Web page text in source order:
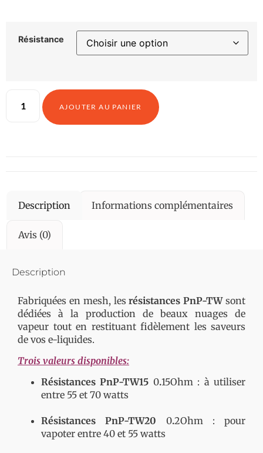
Résistance
AJOUTER AU PANIER
Description Informations complémentaires
Avis (0)
Description
Fabriquées en mesh, lesrésistances PnP-TWsont
dédiées à la production de beaux nuages de
vapeur tout en restituant fidèlement les saveurs
de vos e-liquides.
Trois valeurs disponibles:
Résistances PnP-TW15 0.15Ohm : à utiliser
entre 55 et 70 watts
Résistances PnP-TW20 0.2Ohm : pour
vapoter entre 40 et 55 watts